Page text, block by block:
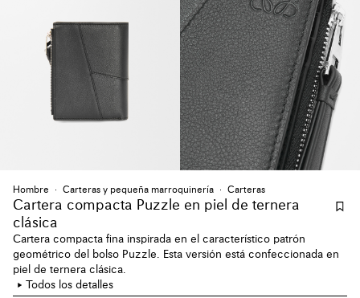
Hombre Carteras y pequeña marroquinería Carteras
Cartera compacta Puzzle en piel de ternera
clásica
Cartera compacta fina inspirada en el característico patrón
geométrico del bolso Puzzle. Esta versión está confeccionada en
piel de ternera clásica.
Todos los detalles